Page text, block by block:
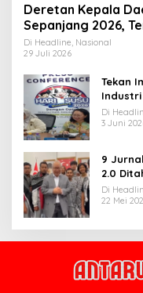
Deretan Kepala
Sepanjang 2026,
Widiyantoro
Di Headline, Nasional
29 Juli 2026
Tekan
Industri
Di
3 Juni
9
2.0
dan
Di
22 Mei